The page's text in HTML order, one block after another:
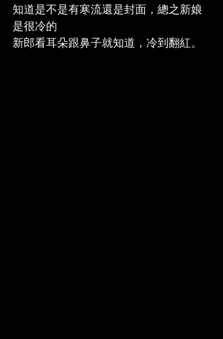
知道是不是有寒流還是封面，總之新娘
是很冷的
新郎看耳朵跟鼻子就知道，冷到翻紅。